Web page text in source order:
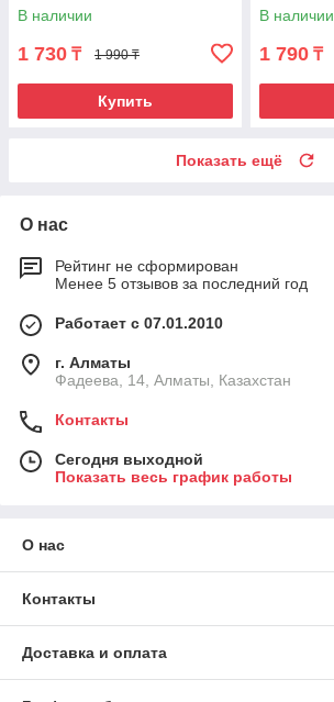
В наличии
1 730 ₸ 1 990 ₸
Купить
В наличии
1 790 ₸
Показать ещё
О нас
Рейтинг не сформирован
Менее 5 отзывов за последний год
Работает с 07.01.2010
г. Алматы
Фадеева, 14, Алматы, Казахстан
Контакты
Сегодня выходной
Показать весь график работы
О нас
Контакты
Доставка и оплата